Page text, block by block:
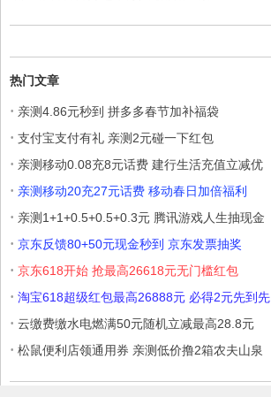
热门文章
· 亲测4.86元秒到 拼多多春节加补福袋
· 支付宝支付有礼 亲测2元碰一下红包
· 亲测移动0.08充8元话费 建行生活充值立减优
· 亲测移动20充27元话费 移动春日加倍福利
· 亲测1+1+0.5+0.5+0.3元 腾讯游戏人生抽现金
· 京东反馈80+50元现金秒到 京东发票抽奖
· 京东618开始 抢最高26618元无门槛红包
· 淘宝618超级红包最高26888元 必得2元先到先
· 云缴费缴水电燃满50元随机立减最高28.8元
· 松鼠便利店领通用券 亲测低价撸2箱农夫山泉